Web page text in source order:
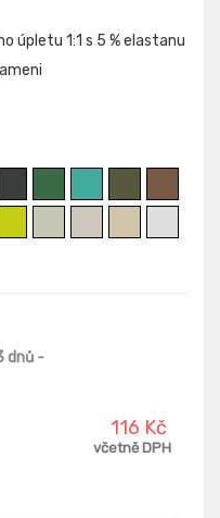
úpletu 1:1 s 5 % elastanu
dnů -
116 Kč
včetně DPH